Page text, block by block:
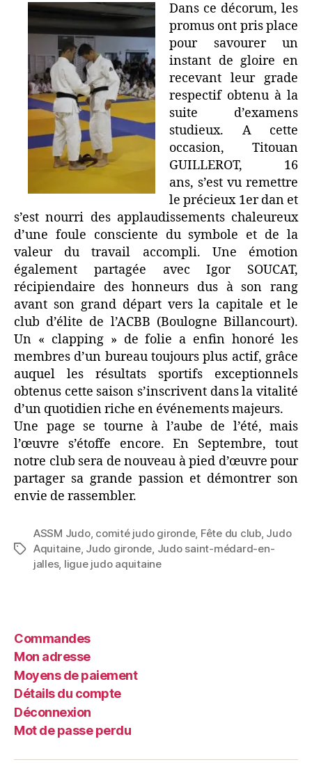
Dans ce décorum, les
promus ont pris place
pour savourer un
instant de gloire en
recevant leur grade
respectif obtenu à la
suite d’examens
studieux. A cette
occasion, Titouan
GUILLEROT, 16
ans, s’est vu remettre
le précieux 1er dan et
s’est nourri des applaudissements chaleureux
d’une foule consciente du symbole et de la
valeur du travail accompli. Une émotion
également partagée avec Igor SOUCAT,
récipiendaire des honneurs dus à son rang
avant son grand départ vers la capitale et le
club d’élite de l’ACBB (Boulogne Billancourt).
Un « clapping » de folie a enfin honoré les
membres d’un bureau toujours plus actif, grâce
auquel les résultats sportifs exceptionnels
obtenus cette saison s’inscrivent dans la vitalité
d’un quotidien riche en événements majeurs.
Une page se tourne à l’aube de l’été, mais
l’œuvre s’étoffe encore. En Septembre, tout
notre club sera de nouveau à pied d’œuvre pour
partager sa grande passion et démontrer son
envie de rassembler.
ASSM Judo, comité judo gironde, Fête du club, Judo
Aquitaine, Judo gironde, Judo saint-médard-en-
jalles, ligue judo aquitaine
Commandes
Mon adresse
Moyens de paiement
Détails du compte
Déconnexion
Mot de passe perdu